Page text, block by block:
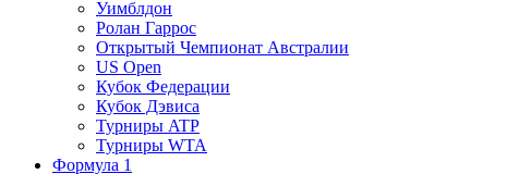
Уимблдон
Ролан Гаррос
Открытый Чемпионат Австралии
US Open
Кубок Федерации
Кубок Дэвиса
Турниры ATP
Турниры WTA
Формула 1